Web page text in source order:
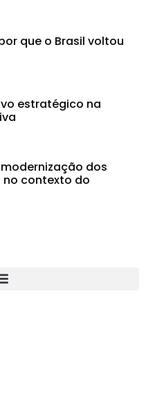
que o Brasil voltou
estratégico na
dos
contexto do